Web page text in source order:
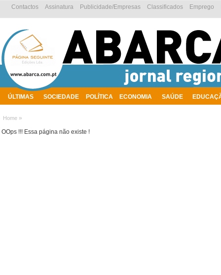
ÚLTIMAS SOCIEDADE POLÍTICA ECONOMIA SAÚDE
Emprego
Classificados
Publicidade/Empresas
Assinatura
Contactos
Home »
OOps !!! Essa página não existe !